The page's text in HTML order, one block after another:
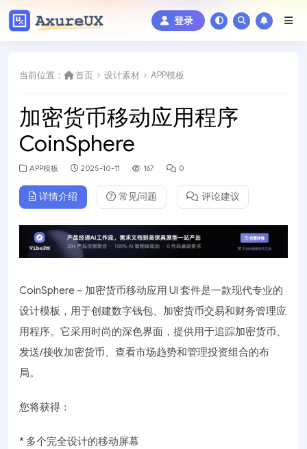
登录
当前位置： 首页 设计素材 APP模板
加密货币移动应用程序
CoinSphere
APP模板 2025-10-11 167 0
详情介绍 常见问题 评论建议
CoinSphere – 加密货币移动应用 UI 套件是一款现代专业的
设计模板，用于创建数字钱包、加密货币交易和财务管理应
用程序。它采用时尚的深色界面，提供用于追踪加密货币、
发送/接收加密货币、查看市场趋势和管理投资组合的布
局。
您将获得：
* 多个完全设计的移动屏幕